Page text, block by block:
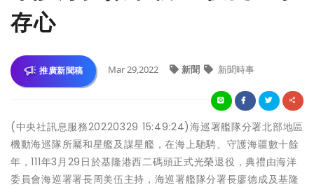
存心
推廣新聞稿 Mar 29,2022 新聞 新聞時事
(中央社訊息服務20220329 15:49:24)海巡署艦隊分署北部地區
機動海巡隊所屬和星艦及謀星艦，在海上馳騁、守護海疆數十餘
年，111年3月29日於基隆港西二碼頭正式光榮退役，典禮由海洋
委員會海巡署署長周美伍主持，海巡署艦隊分署長廖德成及基隆